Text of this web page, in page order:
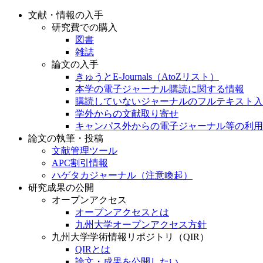
文献・情報の入手
研究費での購入
図書
雑誌
論文の入手
きゅうとE-Journals（AtoZリスト）
本学の電子ジャーナル購読に関する情報
購読していないジャーナルのフルテキスト
学外からの文献取り寄せ
キャンパス外からの電子ジャーナル等の利用
論文の執筆・投稿
文献管理ツール
APC割引情報
ハゲタカジャーナル（注意喚起）
研究成果の公開
オープンアクセス
オープンアクセスとは
九州大学オープンアクセス方針
九州大学学術情報リポジトリ（QIR）
QIRとは